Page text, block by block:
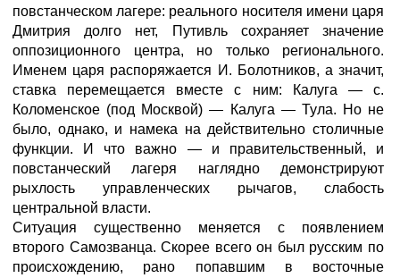
повстанческом лагере: реального носителя имени царя
Дмитрия долго нет, Путивль сохраняет значение
оппозиционного центра, но только регионального.
Именем царя распоряжается И. Болотников, а значит,
ставка перемещается вместе с ним: Калуга — с.
Коломенское (под Москвой) — Калуга — Тула. Но не
было, однако, и намека на действительно столичные
функции. И что важно — и правительственный, и
повстанческий лагеря наглядно демонстрируют
рыхлость управленческих рычагов, слабость
центральной власти.
Ситуация существенно меняется с появлением
второго Самозванца. Скорее всего он был русским по
происхождению, рано попавшим в восточные